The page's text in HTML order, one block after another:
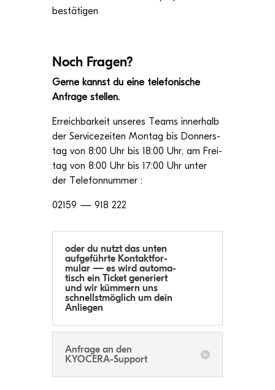
bestätigen
Noch Fra­gen?
Gerne kannst du eine tele­fo­ni­sche
Anfrage stellen.
Erreich­bar­keit unse­res Teams inner­halb
der Ser­vice­zei­ten Mon­tag bis Don­ners­
tag von 8:00 Uhr bis 18:00 Uhr, am Frei­
tag von 8:00 Uhr bis 17:00 Uhr unter
der Telefonnummer :
02159 — 918 222
oder du nutzt das unten
auf­ge­führte Kon­takt­for­
mu­lar — es wird auto­ma­
tisch ein Ticket gene­riert
und wir küm­mern uns
schnellst­mög­lich um dein
Anliegen
Anfrage an den
KYOCERA-Support